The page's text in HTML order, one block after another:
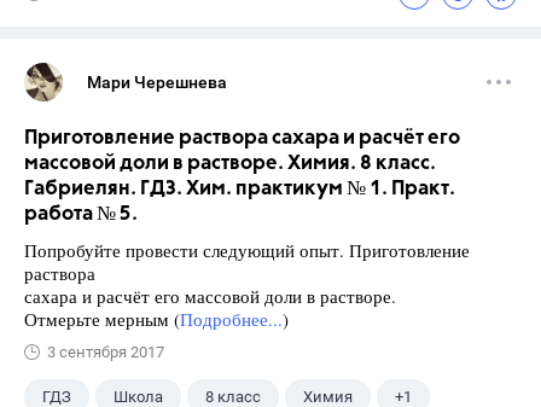
Мари Черешнева
Приготовление раствора сахара и расчёт его
массовой доли в растворе. Химия. 8 класс.
Габриелян. ГДЗ. Хим. практикум № 1. Практ.
работа № 5.
Попробуйте провести следующий опыт. Приготовление
раствора
сахара и расчёт его массовой доли в растворе.
Отмерьте мерным (Подробнее...)
3 сентября 2017
ГДЗ Школа 8 класс Химия +1